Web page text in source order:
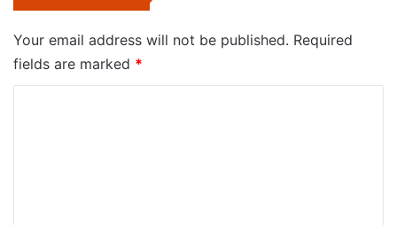
Your email address will not be published. Required
fields are marked *